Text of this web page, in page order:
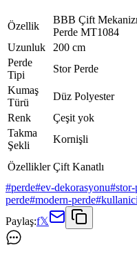
Özellik
BBB Çift
Perde MT1084
Uzunluk
200 cm
Perde
Tipi
Stor Perde
Kumaş
Türü
Düz Polyester
Renk
Çeşit yok
Takma
Şekli
Kornişli
Özellikler Çift Kanatlı
#perde#ev-dekorasyonu#stor-
perde#modern-perde#
Paylaş:f𝕏